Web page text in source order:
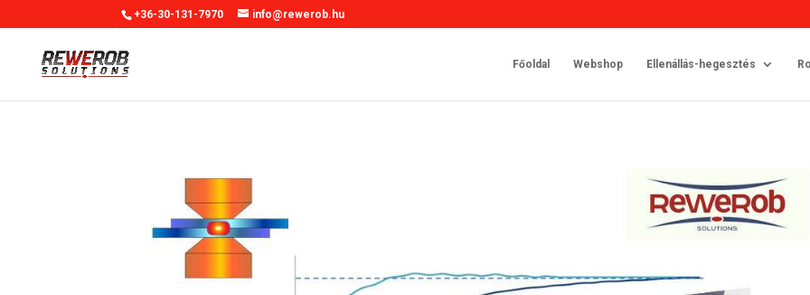
+36-30-131-7970 info@rewerob.hu
Főoldal Webshop Ellenállás-hegesztés